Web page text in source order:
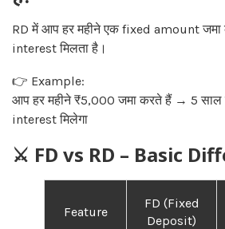
RD में आप हर महीने एक fixed amount
interest मिलता है।
👉 Example:
आप हर महीने ₹5,000 जमा करते हैं → 5
interest मिलेगा
⚔️ FD vs RD – Basic
Feature
FD (Fixed
Deposit)